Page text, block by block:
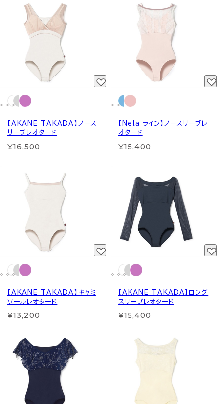
【AKANE TAKADA】ノース
リーブレオタード
¥16,500
【Nela ライン】ノースリーブレ
オタード
¥15,400
【AKANE TAKADA】キャミ
ソールレオタード
¥13,200
【AKANE TAKADA】ロング
スリーブレオタード
¥15,400